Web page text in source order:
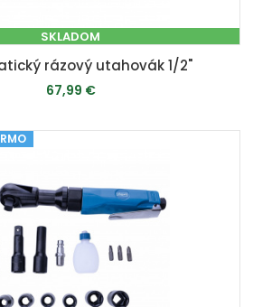
SKLADOM
rázový utahovák 1/2"
67,99 €
PRIDAŤ DO KOŠÍKA